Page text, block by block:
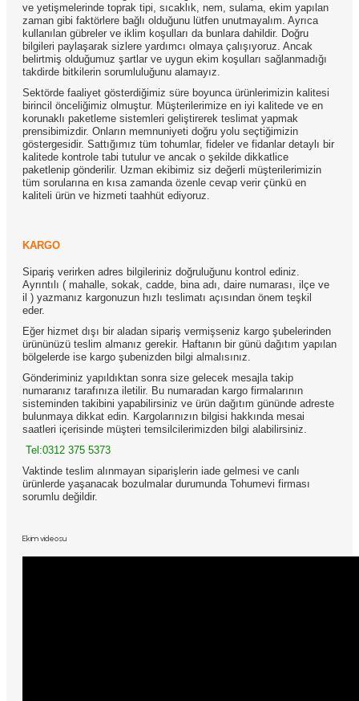
ve yetişmelerinde toprak tipi, sıcaklık, nem, sulama, ekim yapılan
zaman gibi faktörlere bağlı olduğunu lütfen unutmayalım. Ayrıca
kullanılan gübreler ve iklim koşulları da bunlara dahildir. Doğru
bilgileri paylaşarak sizlere yardımcı olmaya çalışıyoruz. Ancak
belirtmiş olduğumuz şartlar ve uygun ekim koşulları sağlanmadığı
takdirde bitkilerin sorumluluğunu alamayız.
Sektörde faaliyet gösterdiğimiz süre boyunca ürünlerimizin kalitesi
birincil önceliğimiz olmuştur. Müşterilerimize en iyi kalitede ve en
korunaklı paketleme sistemleri geliştirerek teslimat yapmak
prensibimizdir. Onların memnuniyeti doğru yolu seçtiğimizin
göstergesidir. Sattığımız tüm tohumlar, fideler ve fidanlar detaylı bir
kalitede kontrole tabi tutulur ve ancak o şekilde dikkatlice
paketlenip gönderilir. Uzman ekibimiz siz değerli müşterilerimizin
tüm sorularına en kısa zamanda özenle cevap verir çünkü en
kaliteli ürün ve hizmeti taahhüt ediyoruz.
KARGO
Sipariş verirken adres bilgileriniz doğruluğunu kontrol ediniz.
Ayrıntılı ( mahalle, sokak, cadde, bina adı, daire numarası, ilçe ve
il ) yazmanız kargonuzun hızlı teslimatı açısından önem teşkil
eder.
Eğer hizmet dışı bir aladan sipariş vermişseniz kargo şubelerinden
ürününüzü teslim almanız gerekir. Haftanın bir günü dağıtım yapılan
bölgelerde ise kargo şubenizden bilgi almalısınız.
Gönderiminiz yapıldıktan sonra size gelecek mesajla takip
numaranız tarafınıza iletilir. Bu numaradan kargo firmalarının
sisteminden takibini yapabilirsiniz ve ürün dağıtım gününde adreste
bulunmaya dikkat edin. Kargolarınızın bilgisi hakkında mesai
saatleri içerisinde müşteri temsilcilerimizden bilgi alabilirsiniz.
Tel:0312 375 5373
Vaktinde teslim alınmayan siparişlerin iade gelmesi ve canlı
ürünlerde yaşanacak bozulmalar durumunda Tohumevi firması
sorumlu değildir.
Ekim videosu